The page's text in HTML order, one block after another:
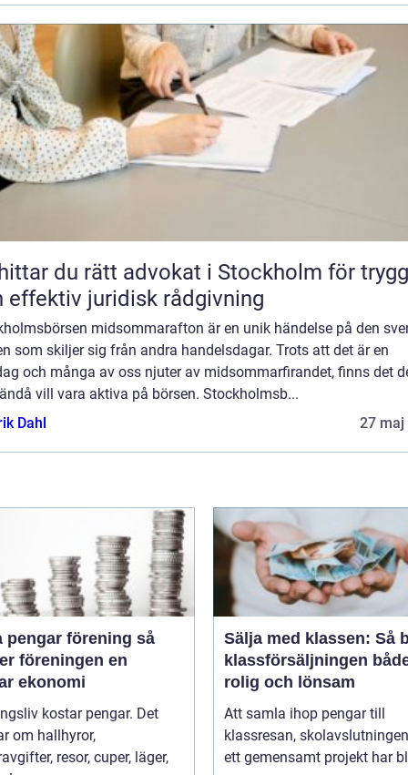
du rätt advokat i Stockholm för trygg
effektiv juridisk rådgivning
midsommarafton är en unik händelse på den
som skiljer sig från andra handelsdagar. Trots att det är en
och många av oss njuter av midsommarfirandet, finns det
vill vara aktiva på börsen. Stockholmsb...
Dahl
27 maj
förening så
föreningen en
ekonomi
kostar pengar. Det
om hallhyror,
resor, cuper, läger,
Sälja med klassen: Så
klassförsäljningen
rolig och lönsam
Att samla ihop pengar till
klassresan,
ett gemensamt projekt har